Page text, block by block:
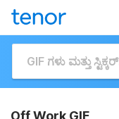
Off Work GIF